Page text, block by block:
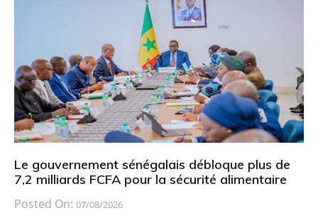
Le gouvernement sénégalais débloque plus de
7,2 milliards FCFA pour la sécurité alimentaire
Posted On: 07/08/2026